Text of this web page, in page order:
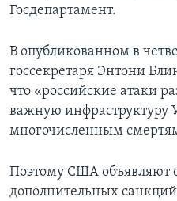
Госдепартамент.
В опубликованном в
госсекретаря Энтони
что «российские атаки
важную инфраструктуру
многочисленным
Поэтому США объявляют
дополнительных